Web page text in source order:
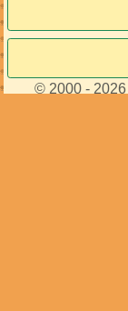
© 2000 - 2026